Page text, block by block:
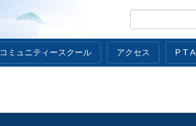
コミュニティースクール アクセス P T A